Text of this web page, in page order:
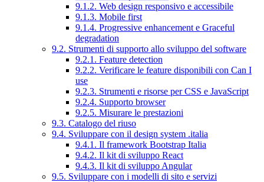
9.1.2. Web design responsivo e accessibile
9.1.3. Mobile first
9.1.4. Progressive enhancement e Graceful
degradation
9.2. Strumenti di supporto allo sviluppo del software
9.2.1. Feature detection
9.2.2. Verificare le feature disponibili con Can I
use
9.2.3. Strumenti e risorse per CSS e JavaScript
9.2.4. Supporto browser
9.2.5. Misurare le prestazioni
9.3. Catalogo del riuso
9.4. Sviluppare con il design system .italia
9.4.1. Il framework Bootstrap Italia
9.4.2. Il kit di sviluppo React
9.4.3. Il kit di sviluppo Angular
9.5. Sviluppare con i modelli di sito e servizi